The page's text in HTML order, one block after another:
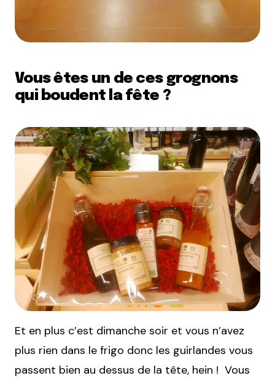
Vous êtes un de ces grognons
qui boudent la fête ?
Et en plus c’est dimanche soir et vous n’avez
plus rien dans le frigo donc les guirlandes vous
passent bien au dessus de la tête, hein ! Vous